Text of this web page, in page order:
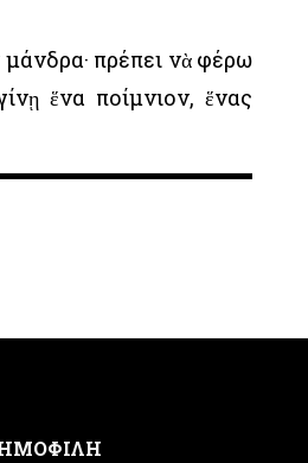
πρέπει νὰ φέρω
ἕνα ποίμνιον, ἕνας